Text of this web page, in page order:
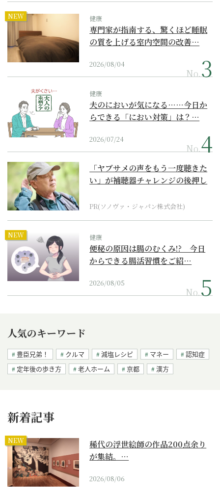
NEW 健康
専門家が指南する、驚くほど睡眠
の質を上げる室内空間の改善…
2026/08/04
No.
健康
夫のにおいが気になる……今日か
らできる「におい対策」は？…
2026/07/24
No.
「ヤブサメの声をもう一度聴きた
い」が補聴器チャレンジの後押し
PR(ソノヴァ・ジャパン株式会社)
NEW 健康
便秘の原因は腸のむくみ!? 今日
からできる腸活習慣をご紹…
2026/08/05
No.
人気のキーワード
豊臣兄弟！ クルマ 減塩レシピ マネー
認知症
定年後の歩き方
老人ホーム 京都 漢方
新着記事
NEW
稀代の浮世絵師の作品200点余り
が集結。…
2026/08/06